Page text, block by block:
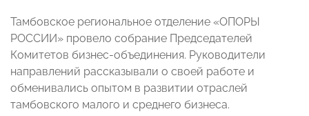
Тамбовское региональное отделение «ОПОРЫ
РОССИИ» провело собрание Председателей
Комитетов бизнес-объединения. Руководители
направлений рассказывали о своей работе и
обменивались опытом в развитии отраслей
тамбовского малого и среднего бизнеса.